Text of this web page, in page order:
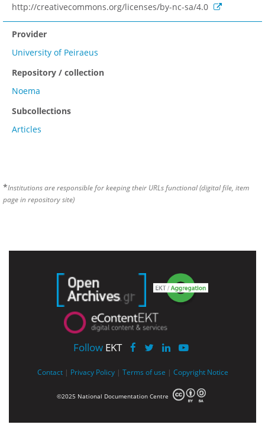
http://creativecommons.org/licenses/by-nc-sa/4.0
Provider
University of Peiraeus
Repository / collection
Noema
Subcollections
Articles
*Institutions are responsible for keeping their URLs functional (digital file, item
page in repository site)
Follow EKT
Contact | Privacy Policy | Terms of use | Copyright Notice
©2025 National Documentation Centre